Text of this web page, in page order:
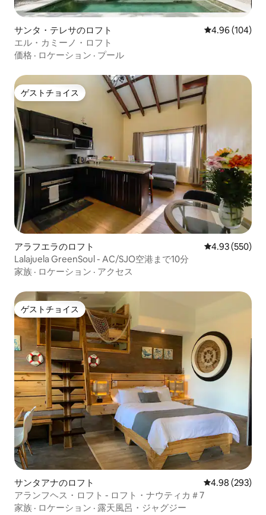
サンタ・テレサのロフト レビュー104
4.96 (104)
エル・カミーノ・ロフト
価格 · ロケーション · プール
ゲストチョイス
ゲストチョイス
アラフエラのロフト レビュー550
4.93 (550)
Lalajuela GreenSoul - AC/SJO空港まで10分
家族 · ロケーション · アクセス
ゲストチョイス
ゲストチョイス
サンタアナのロフト レビュー293
4.98 (293)
アランフヘス・ロフト - ロフト・ナウティカ＃7
家族 · ロケーション · 露天風呂・ジャグジー